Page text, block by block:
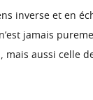
inverse et en
jamais
mais aussi celle